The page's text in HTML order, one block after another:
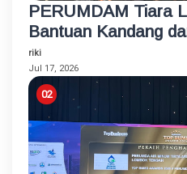
PERUMDAM Tiara
Bantuan Kandang
Rumahan untuk
Kebakaran
riki
Jul 17, 2026